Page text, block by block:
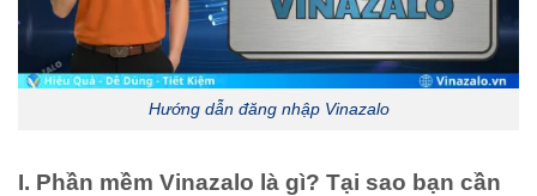
Hướng dẫn đăng nhập Vinazalo
I. Phần mềm Vinazalo là gì? Tại sao bạn cần